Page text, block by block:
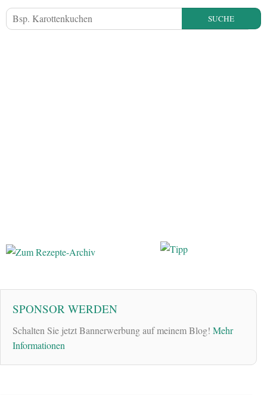
SUCHE
SPONSOR WERDEN
Schalten Sie jetzt Bannerwerbung auf meinem Blog! Mehr
Informationen